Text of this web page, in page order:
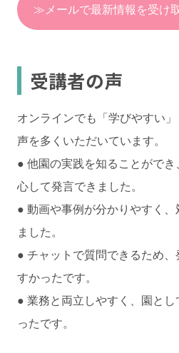
≫メールで最新情報を受け
受講者の声
オンラインでも「学びやすい
声を多くいただいています。
● 他園の実践を知ることがで
心して発言できました。
● 動画や事例が分かりやすく
ました。
● チャットで質問できるため
すかったです。
● 業務と両立しやすく、園と
ったです。